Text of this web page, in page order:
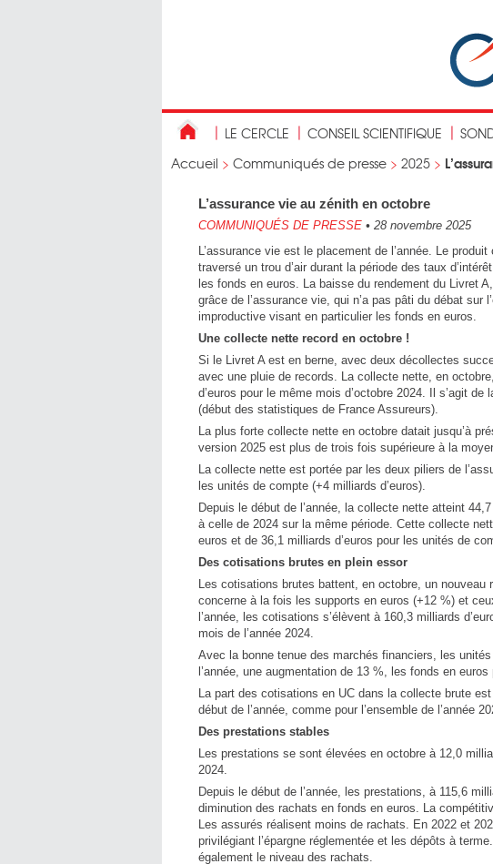
LE CERCLE CONSEIL SCIENTIFIQUE
Accueil > Communiqués de presse > 2025 >
L’assurance vie au zénith en octobre
COMMUNIQUÉS DE PRESSE • 28 novembre 2025
L’assurance vie est le placement de l’année. Le
traversé un trou d’air durant la période des taux
les fonds en euros. La baisse du rendement du Livret
grâce de l’assurance vie, qui n’a pas pâti du débat sur
improductive visant en particulier les fonds en euros.
Une collecte nette record en octobre !
Si le Livret A est en berne, avec deux décollectes
avec une pluie de records. La collecte nette, en
d’euros pour le même mois d’octobre 2024. Il s’agit
(début des statistiques de France Assureurs).
La plus forte collecte nette en octobre datait jusqu’à
version 2025 est plus de trois fois supérieure à la
La collecte nette est portée par les deux piliers de
les unités de compte (+4 milliards d’euros).
Depuis le début de l’année, la collecte nette atteint
à celle de 2024 sur la même période. Cette collecte
euros et de 36,1 milliards d’euros pour les unités de
Des cotisations brutes en plein essor
Les cotisations brutes battent, en octobre, un nouveau
concerne à la fois les supports en euros (+12 %) et
l’année, les cotisations s’élèvent à 160,3 milliards
mois de l’année 2024.
Avec la bonne tenue des marchés financiers, les
l’année, une augmentation de 13 %, les fonds en
La part des cotisations en UC dans la collecte brute
début de l’année, comme pour l’ensemble de l’année
Des prestations stables
Les prestations se sont élevées en octobre à 12,0
2024.
Depuis le début de l’année, les prestations, à 115,6
diminution des rachats en fonds en euros. La
Les assurés réalisent moins de rachats. En 2022 et
privilégiant l’épargne réglementée et les dépôts à
également le niveau des rachats.